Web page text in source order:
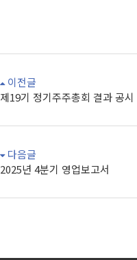
이전글
제19기 정기주주총회 결과 공시
다음글
2025년 4분기 영업보고서